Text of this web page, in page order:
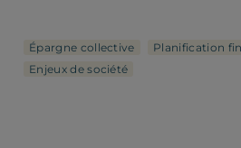
Épargne collective
Planification
Enjeux de société